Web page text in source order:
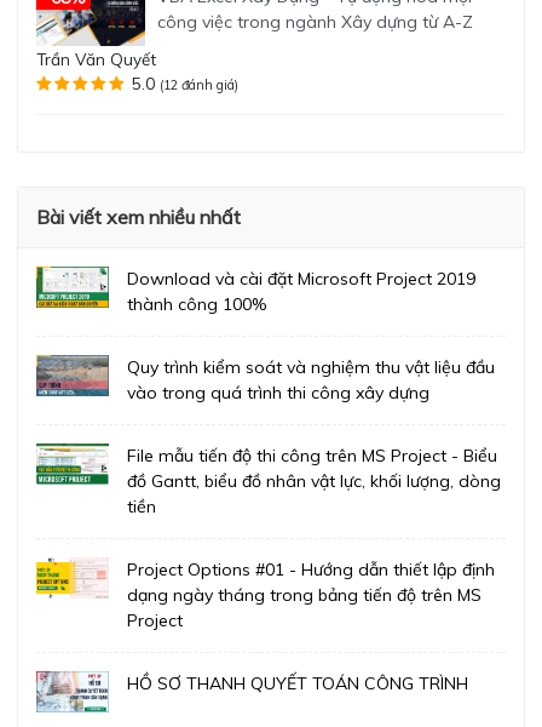
công việc trong ngành Xây dựng từ A-Z
Trần Văn Quyết
5.0 (12 đánh giá)
Bài viết xem nhiều nhất
Download và cài đặt Microsoft Project 2019
thành công 100%
Quy trình kiểm soát và nghiệm thu vật liệu đầu
vào trong quá trình thi công xây dựng
File mẫu tiến độ thi công trên MS Project - Biểu
đồ Gantt, biểu đồ nhân vật lực, khối lượng, dòng
tiền
Project Options #01 - Hướng dẫn thiết lập định
dạng ngày tháng trong bảng tiến độ trên MS
Project
HỒ SƠ THANH QUYẾT TOÁN CÔNG TRÌNH